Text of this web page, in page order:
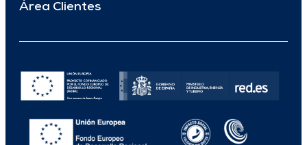
Área Clientes